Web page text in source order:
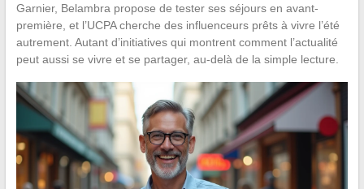
Garnier, Belambra propose de tester ses séjours en avant-
première, et l’UCPA cherche des influenceurs prêts à vivre l’été
autrement. Autant d’initiatives qui montrent comment l’actualité
peut aussi se vivre et se partager, au-delà de la simple lecture.